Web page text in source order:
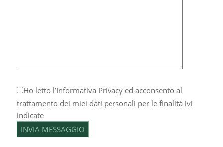
Ho letto l’Informativa Privacyed acconsento al
trattamento dei miei dati personali per le finalità ivi
indicate